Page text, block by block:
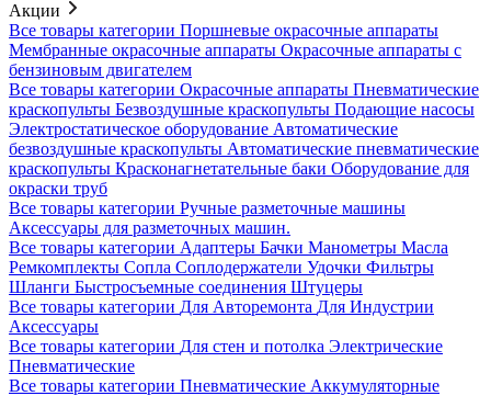
Акции
Все товары категории Поршневые окрасочные аппараты
Мембранные окрасочные аппараты Окрасочные аппараты с
бензиновым двигателем
Все товары категории Окрасочные аппараты Пневматические
краскопульты Безвоздушные краскопульты Подающие насосы
Электростатическое оборудование Автоматические
безвоздушные краскопульты Автоматические пневматические
краскопульты Красконагнетательные баки Оборудование для
окраски труб
Все товары категории Ручные разметочные машины
Аксессуары для разметочных машин.
Все товары категории Адаптеры Бачки Манометры Масла
Ремкомплекты Сопла Соплодержатели Удочки Фильтры
Шланги Быстросъемные соединения Штуцеры
Все товары категории Для Авторемонта Для Индустрии
Аксессуары
Все товары категории Для стен и потолка Электрические
Пневматические
Все товары категории Пневматические Аккумуляторные